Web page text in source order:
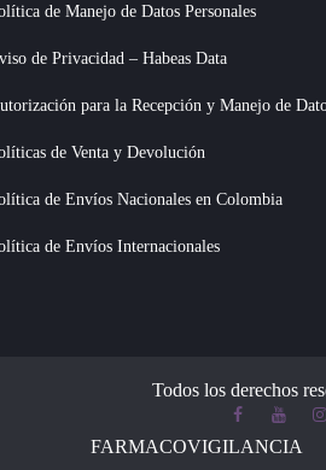
de Manejo de Datos Personales
de Privacidad – Habeas Data
para la Recepción y Manejo de
de Venta y Devolución
de Envíos Nacionales en Colombia
de Envíos Internacionales
Todos los derechos
FARMACOVIGILANCIA